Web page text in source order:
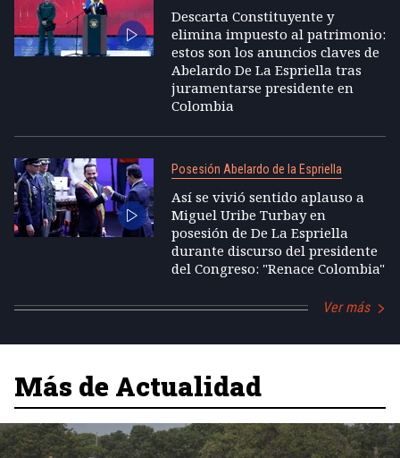
Descarta Constituyente y
elimina impuesto al patrimonio:
estos son los anuncios claves de
Abelardo De La Espriella tras
juramentarse presidente en
Colombia
Posesión Abelardo de la Espriella
Así se vivió sentido aplauso a
Miguel Uribe Turbay en
posesión de De La Espriella
durante discurso del presidente
del Congreso: "Renace Colombia"
Ver más
Más de Actualidad